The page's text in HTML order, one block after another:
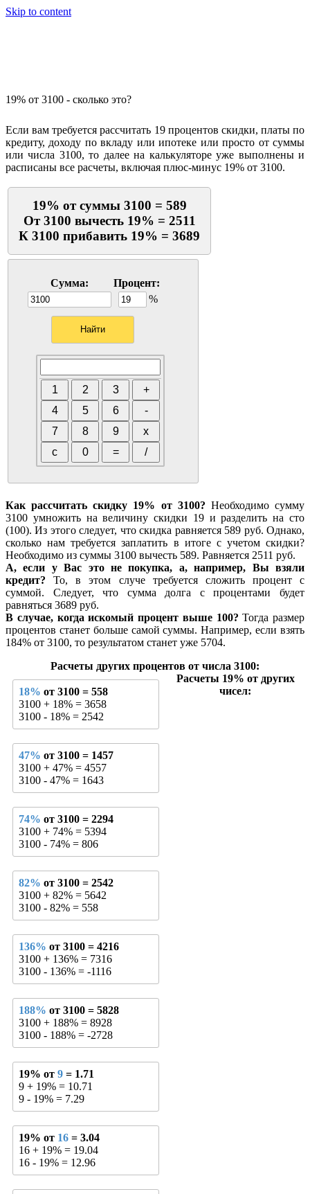
Skip to content
19% от 3100 - сколько это?
Если вам требуется рассчитать 19 процентов скидки, платы по
кредиту, доходу по вкладу или ипотеке или просто от суммы
или числа 3100, то далее на калькуляторе уже выполнены и
расписаны все расчеты, включая плюс-минус 19% от 3100.
19% от суммы 3100 = 589
От 3100 вычесть 19% = 2511
К 3100 прибавить 19% = 3689
Сумма:
Процент:
%
Как рассчитать скидку 19% от 3100? Необходимо сумму
3100 умножить на величину скидки 19 и разделить на сто
(100). Из этого следует, что скидка равняется 589 руб. Однако,
сколько нам требуется заплатить в итоге с учетом скидки?
Необходимо из суммы 3100 вычесть 589. Равняется 2511 руб.
А, если у Вас это не покупка, а, например, Вы взяли
кредит? То, в этом случе требуется сложить процент с
суммой. Следует, что сумма долга с процентами будет
равняться 3689 руб.
В случае, когда искомый процент выше 100? Тогда размер
процентов станет больше самой суммы. Например, если взять
184% от 3100, то результатом станет уже 5704.
Расчеты других процентов от числа 3100:
18% от 3100 = 558
3100 + 18% = 3658
3100 - 18% = 2542
47% от 3100 = 1457
3100 + 47% = 4557
3100 - 47% = 1643
74% от 3100 = 2294
3100 + 74% = 5394
3100 - 74% = 806
82% от 3100 = 2542
3100 + 82% = 5642
3100 - 82% = 558
136% от 3100 = 4216
3100 + 136% = 7316
3100 - 136% = -1116
188% от 3100 = 5828
3100 + 188% = 8928
3100 - 188% = -2728
Расчеты 19% от других
чисел:
19% от 9 = 1.71
9 + 19% = 10.71
9 - 19% = 7.29
19% от 16 = 3.04
16 + 19% = 19.04
16 - 19% = 12.96